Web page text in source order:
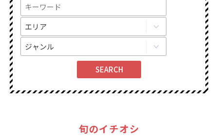
旬のイチオシ